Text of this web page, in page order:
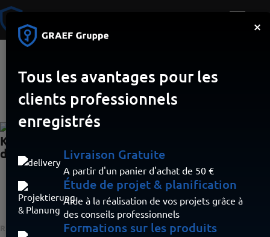
Centrale
KIDDE LaserSense ModuLaser, module
d'affichage minimal
Conception modulaire pour des applications flexibles
Module d'affichage économique avec LED d'état
Installation simple et rapide
RÉFÉRENCE D'ARTICLE: FHSD8300
×
Tous les avantages pour les
clients professionnels
enregistrés
Livraison Gratuite
A partir d'un panier d'achat de 50 €
Étude de projet & planification
Aide à la réalisation de vos projets grâce à
des conseils professionnels
Formations sur les produits